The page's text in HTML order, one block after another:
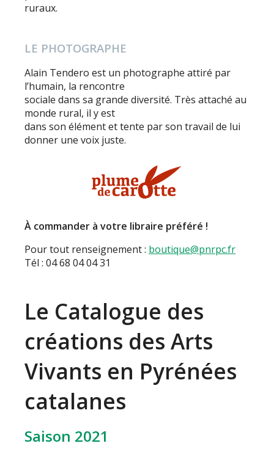
ruraux.
LE PHOTOGRAPHE
Alain Tendero est un photographe attiré par
l’humain, la rencontre
sociale dans sa grande diversité. Très attaché au
monde rural, il y est
dans son élément et tente par son travail de lui
donner une voix juste.
À commander à votre libraire préféré !
Pour tout renseignement : boutique@pnrpc.fr
Tél : 04 68 04 04 31
Le Catalogue des
créations des Arts
Vivants en Pyrénées
catalanes
Saison 2021